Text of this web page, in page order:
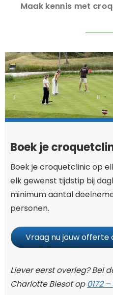
Maak kennis met
Boek je
Boek je croquetclinic op
elk gewenst tijdstip bij
minimum aantal
personen.
Vraag nu jouw offerte
Liever eerst overleg? Bel
Charlotte Biesot op 0172